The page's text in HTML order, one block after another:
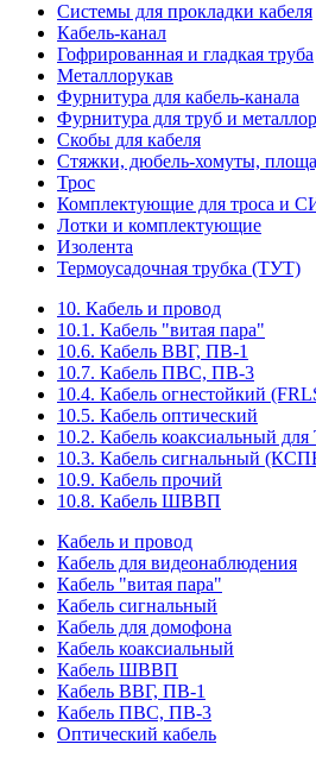
Системы для прокладки кабеля
Кабель-канал
Гофрированная и гладкая труба
Металлорукав
Фурнитура для кабель-канала
Фурнитура для труб и
Скобы для кабеля
Стяжки, дюбель-хомуты,
Трос
Комплектующие для троса и
Лотки и комплектующие
Изолента
Термоусадочная трубка (ТУТ)
10. Кабель и провод
10.1. Кабель "витая пара"
10.6. Кабель ВВГ, ПВ-1
10.7. Кабель ПВС, ПВ-3
10.4. Кабель огнестойкий
10.5. Кабель оптический
10.2. Кабель коаксиальный
10.3. Кабель сигнальный
10.9. Кабель прочий
10.8. Кабель ШВВП
Кабель и провод
Кабель для видеонаблюдения
Кабель "витая пара"
Кабель сигнальный
Кабель для домофона
Кабель коаксиальный
Кабель ШВВП
Кабель ВВГ, ПВ-1
Кабель ПВС, ПВ-3
Оптический кабель